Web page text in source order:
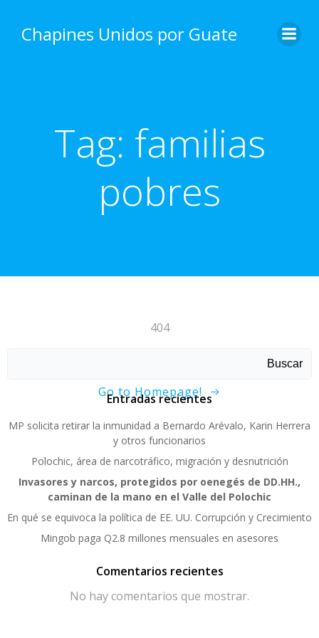
content
Chapines Unidos por Guate
Tag: familias
pobres
404
Go to Homepage!
Buscar
Entradas recientes
MP solicita retirar la inmunidad a Bernardo Arévalo, Karin Herrera
y otros funcionarios
Polochic, área de narcotráfico, migración y desnutrición
Invasores y narcos, protegidos por oenegés de DD.HH.,
caminan de la mano en el Valle del Polochic
En qué se equivoca la política de EE. UU. Corrupción y Crecimiento
Mingob paga Q2.8 millones mensuales en asesores
Comentarios recientes
No hay comentarios que mostrar.